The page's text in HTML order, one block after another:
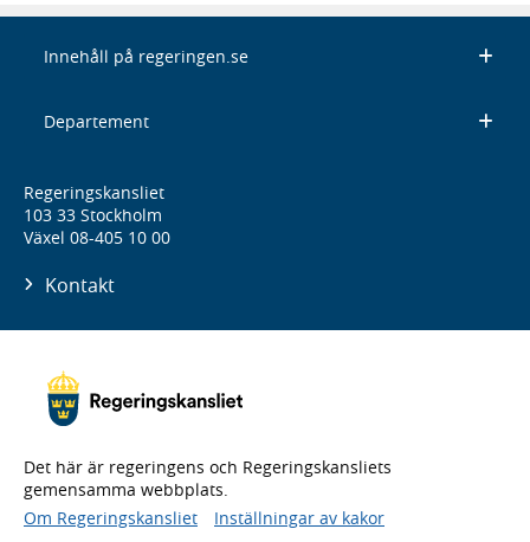
Innehåll på regeringen.se
Departement
Regeringskansliet
103 33 Stockholm
Växel 08-405 10 00
Kontakt
Det här är regeringens och Regeringskansliets
gemensamma webbplats.
Om Regeringskansliet
Inställningar av kakor